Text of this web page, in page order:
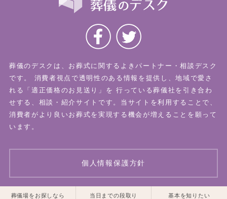
一覧はこちら
一覧はこちら
葬儀場をお探しなら 当日までの段取り 基本を知りたい
葬儀のデスクは、お葬式に関するよきパートナー・相談デスク
です。
消費者視点で透明性のある情報を提供し、地域で愛さ
れる「適正価格のお見送り」を 行っている葬儀社を引き合わ
せする、相談・紹介サイトです。当サイトを利用することで、
消費者がより良いお葬式を実現する機会が増えることを願って
います。
個人情報保護方針
© 2026 葬儀のデスク All Rights Reserved.